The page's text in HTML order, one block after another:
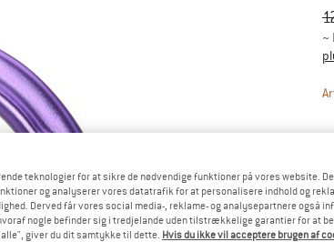
~
teknologier for at sikre de nødvendige funktioner på vores website.
og analyserer vores datatrafik for at personalisere indhold og
Derved får vores social media-, reklame- og analysepartnere også
nogle befinder sig i tredjelande uden tilstrækkelige garantier for at
giver du dit samtykke til dette. Hvis du ikke vil acceptere brugen af